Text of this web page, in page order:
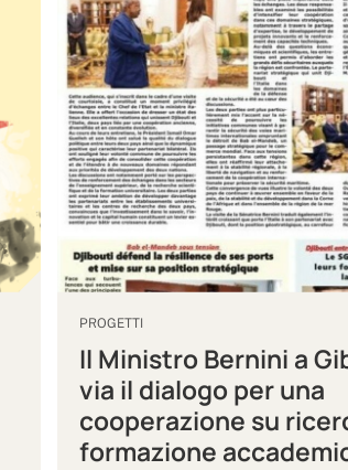
PROGETTI
Il Ministro Bernini a
via il dialogo per una
cooperazione su
formazione